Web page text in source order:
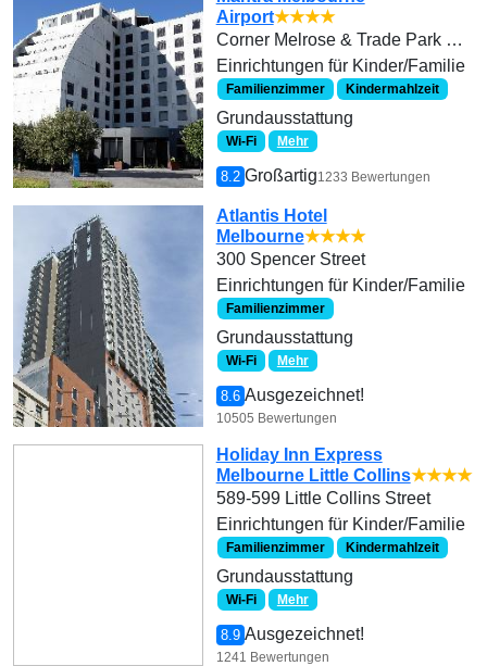
Airport★★★★
Corner Melrose & Trade Park Drive
Einrichtungen für Kinder/Familie
Familienzimmer Kindermahlzeit
Grundausstattung
Wi-Fi Mehr
8.2 Großartig1233 Bewertungen
Atlantis Hotel
Melbourne★★★★
300 Spencer Street
Einrichtungen für Kinder/Familie
Familienzimmer
Grundausstattung
Wi-Fi Mehr
8.6 Ausgezeichnet!
10505 Bewertungen
Holiday Inn Express
Melbourne Little Collins★★★★
589-599 Little Collins Street
Einrichtungen für Kinder/Familie
Familienzimmer Kindermahlzeit
Grundausstattung
Wi-Fi Mehr
8.9 Ausgezeichnet!
1241 Bewertungen